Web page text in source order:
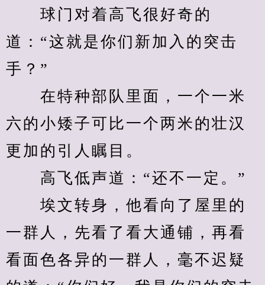
球门对着高飞很好奇的
道：“这就是你们新加入的突击
手？”
在特种部队里面，一个一米
六的小矮子可比一个两米的壮汉
更加的引人瞩目。
高飞低声道：“还不一定。”
埃文转身，他看向了屋里的
一群人，先看了看大通铺，再看
看面色各异的一群人，毫不迟疑